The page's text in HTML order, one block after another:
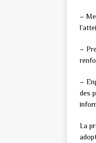
–
–
–
des
La